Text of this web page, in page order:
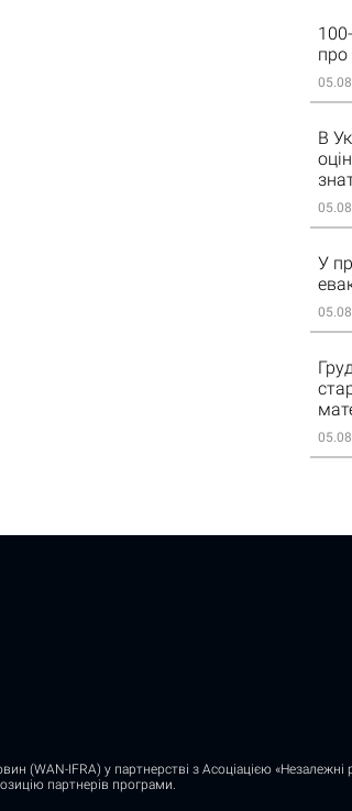
про
В
У
(WAN-IFRA) у партнерстві з Асоціацією «Незалежні
партнерів програми.